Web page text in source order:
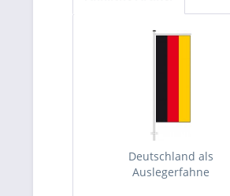
Deutschland als
Auslegerfahne